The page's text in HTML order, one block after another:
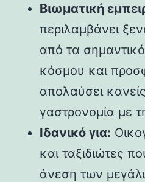
Βιωματική
περιλαμβάνει
από τα
κόσμου και
απολαύσει
γαστρονομία με
Ιδανικό για:
και ταξιδιώτες
άνεση των